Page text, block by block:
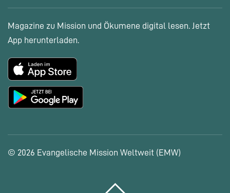
Magazine zu Mission und Ökumene digital lesen. Jetzt
App herunterladen.
© 2026 Evangelische Mission Weltweit (EMW)